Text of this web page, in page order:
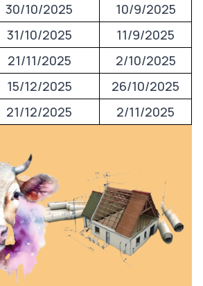
30/10/2025
10/9/2025
31/10/2025
11/9/2025
21/11/2025 2/10/2025
15/12/2025
26/10/2025
21/12/2025
2/11/2025